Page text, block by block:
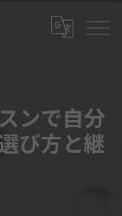
ンで自分
び方と継